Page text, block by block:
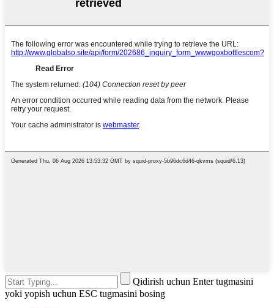
Qidirish uchun Enter tugmasini
yoki yopish uchun ESC tugmasini bosing